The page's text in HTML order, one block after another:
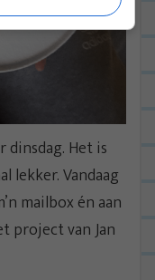
dinsdag. Het is
lekker. Vandaag
mailbox én aan
project van Jan